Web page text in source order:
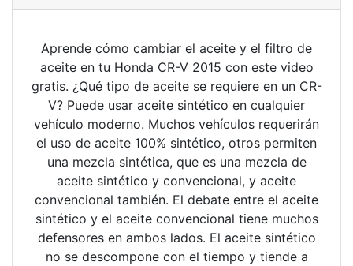
Aprende cómo cambiar el aceite y el filtro de
aceite en tu Honda CR-V 2015 con este video
gratis. ¿Qué tipo de aceite se requiere en un CR-
V? Puede usar aceite sintético en cualquier
vehículo moderno. Muchos vehículos requerirán
el uso de aceite 100% sintético, otros permiten
una mezcla sintética, que es una mezcla de
aceite sintético y convencional, y aceite
convencional también. El debate entre el aceite
sintético y el aceite convencional tiene muchos
defensores en ambos lados. El aceite sintético
no se descompone con el tiempo y tiende a